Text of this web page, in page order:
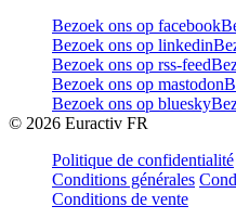
Bezoek ons op facebook
Bezoek ons op linkedin
Bezoek ons op rss-feed
Bezoek ons op mastodon
Bezoek ons op bluesky
© 2026 Euractiv FR
Politique de confidentialité
Conditions générales
Conditions de vente